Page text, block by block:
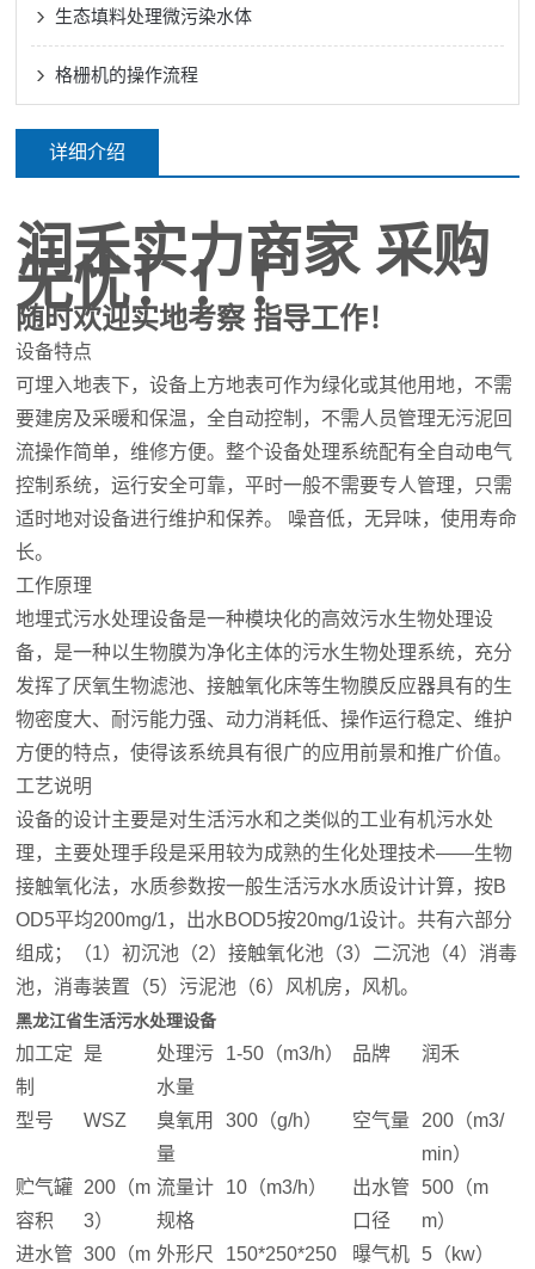
生态填料处理微污染水体
格栅机的操作流程
详细介绍
润禾实力商家 采购
无忧！！！
随时欢迎实地考察 指导工作！
设备特点
可埋入地表下，设备上方地表可作为绿化或其他用地，不需
要建房及采暖和保温，全自动控制，不需人员管理无污泥回
流操作简单，维修方便。整个设备处理系统配有全自动电气
控制系统，运行安全可靠，平时一般不需要专人管理，只需
适时地对设备进行维护和保养。 噪音低，无异味，使用寿命
长。
工作原理
地埋式污水处理设备是一种模块化的高效污水生物处理设
备，是一种以生物膜为净化主体的污水生物处理系统，充分
发挥了厌氧生物滤池、接触氧化床等生物膜反应器具有的生
物密度大、耐污能力强、动力消耗低、操作运行稳定、维护
方便的特点，使得该系统具有很广的应用前景和推广价值。
工艺说明
设备的设计主要是对生活污水和之类似的工业有机污水处
理，主要处理手段是采用较为成熟的生化处理技术——生物
接触氧化法，水质参数按一般生活污水水质设计计算，按B
OD5平均200mg/1，出水BOD5按20mg/1设计。共有六部分
组成；（1）初沉池（2）接触氧化池（3）二沉池（4）消毒
池，消毒装置（5）污泥池（6）风机房，风机。
黑龙江省生活污水处理设备
加工定
制
是
处理污
水量
1-50（m3/h） 品牌 润禾
型号 WSZ
臭氧用
量
300（g/h） 空气量
200（m3/
min）
贮气罐
容积
200（m
3）
流量计
规格
10（m3/h）
出水管
口径
500（m
m）
进水管
300（m 外形尺 150*250*250 曝气机 5（kw）